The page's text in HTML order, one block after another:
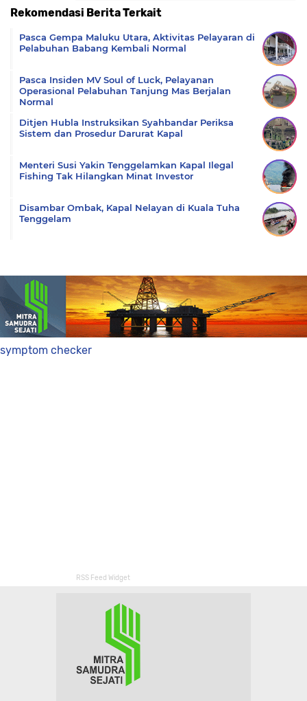
Rekomendasi Berita Terkait
Pasca Gempa Maluku Utara, Aktivitas Pelayaran di
Pelabuhan Babang Kembali Normal
Pasca Insiden MV Soul of Luck, Pelayanan
Operasional Pelabuhan Tanjung Mas Berjalan
Normal
Ditjen Hubla Instruksikan Syahbandar Periksa
Sistem dan Prosedur Darurat Kapal
Menteri Susi Yakin Tenggelamkan Kapal Ilegal
Fishing Tak Hilangkan Minat Investor
Disambar Ombak, Kapal Nelayan di Kuala Tuha
Tenggelam
symptom checker
RSS Feed Widget